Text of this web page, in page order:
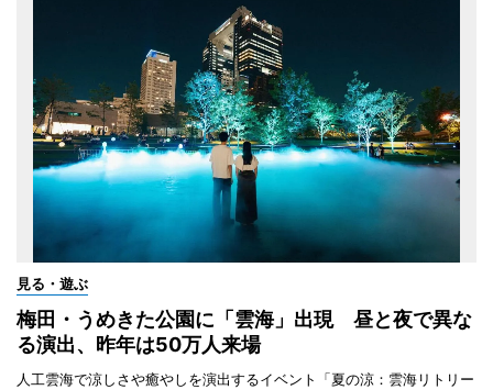
見る・遊ぶ
梅田・うめきた公園に「雲海」出現 昼と夜で異な
る演出、昨年は50万人来場
人工雲海で涼しさや癒やしを演出するイベント「夏の涼：雲海リトリー